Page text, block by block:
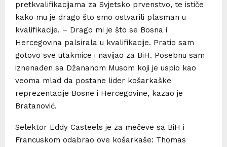
pretkvalifikacijama za Svjetsko prvenstvo, te ističe
kako mu je drago što smo ostvarili plasman u
kvalifikacije. – Drago mi je što se Bosna i
Hercegovina palsirala u kvalifikacije. Pratio sam
gotovo sve utakmice i navijao za BiH. Posebnu sam
iznenađen sa Džananom Musom koji je uspio kao
veoma mlad da postane lider košarkaške
reprezentacije Bosne i Hercegovine, kazao je
Bratanović.
Selektor Eddy Casteels je za mečeve sa BiH i
Francuskom odabrao ove košarkaše: Thomas